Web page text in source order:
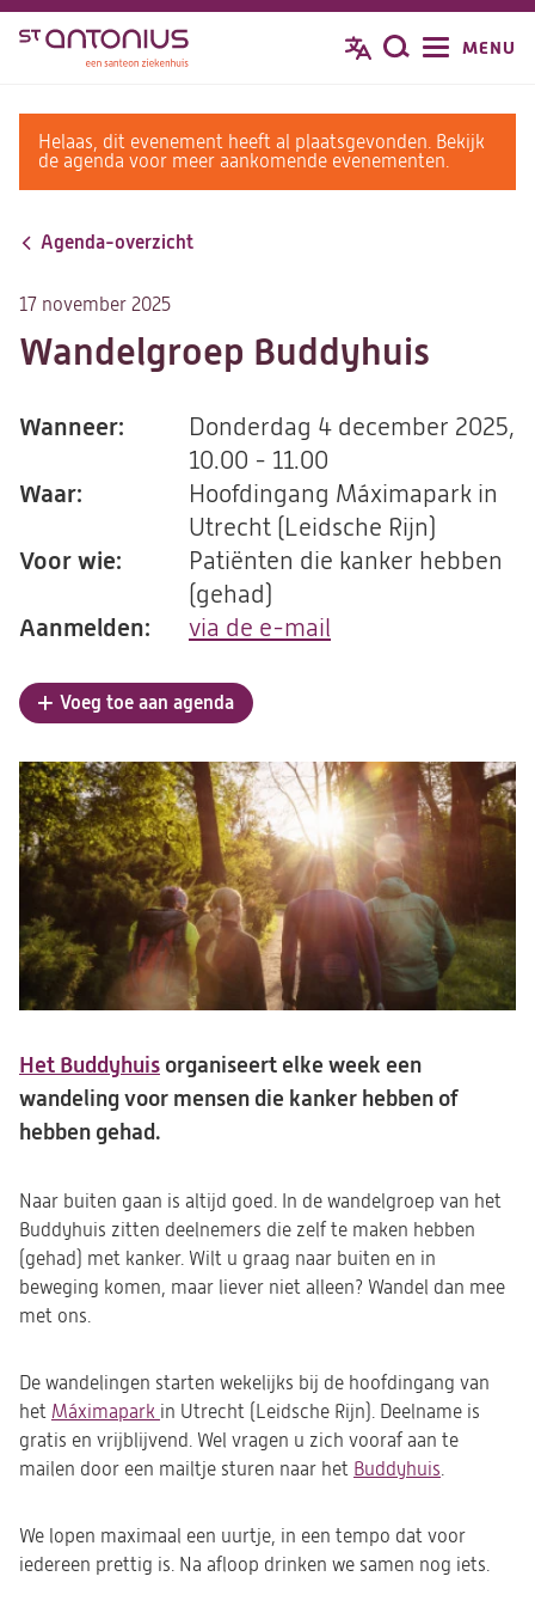
Overslaan
de
inhoud
Zoeken
MENU
warning
message
Helaas, dit evenement heeft al plaatsgevonden. Bekijk
de agenda voor meer aankomende evenementen.
Agenda-overzicht
17 november 2025
Wandelgroep Buddyhuis
Wanneer:
Donderdag 4 december 2025,
10.00 - 11.00
Waar:
Hoofdingang Máximapark in
Utrecht (Leidsche Rijn)
Voor wie:
Patiënten die kanker hebben
(gehad)
Aanmelden:
via de e-mail
tab)
Voeg toe aan agenda
Het Buddyhuis organiseert elke week een
wandeling voor mensen die kanker hebben of
hebben gehad.
Naar buiten gaan is altijd goed. In de wandelgroep van het
Buddyhuis zitten deelnemers die zelf te maken hebben
(gehad) met kanker. Wilt u graag naar buiten en in
beweging komen, maar liever niet alleen? Wandel dan mee
met ons.
De wandelingen starten wekelijks bij de hoofdingang van
het Máximapark (opent
in
een
tab)
in Utrecht (Leidsche Rijn). Deelname is
gratis en vrijblijvend. Wel vragen u zich vooraf aan te
mailen door een mailtje sturen naar het Buddyhuis(opent
een
nieuwe
.
We lopen maximaal een uurtje, in een tempo dat voor
iedereen prettig is. Na afloop drinken we samen nog iets.